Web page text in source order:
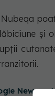
și
News -